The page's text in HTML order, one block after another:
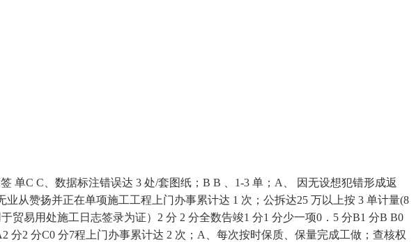
C C、数据标注错误达 3 处/套图纸；B B 、1-3 单；A、 因无设想犯错形成返
从赞扬并正在单项施工工程上门办事累计达 1 次；公拆达25 万以上按 3 单计量(8
贸易用处施工日志签录为证）2 分 2 分全数告竣1 分1 分少一项0．5 分B1 分B B0
2 分C0 分7程上门办事累计达 2 次；A、每次按时保质、保量完成工做；查核权